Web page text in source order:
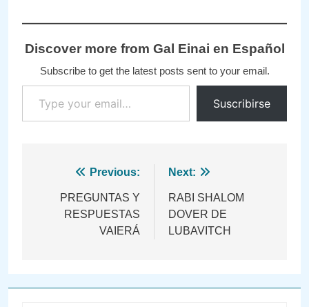
Discover more from Gal Einai en Español
Subscribe to get the latest posts sent to your email.
Type your email…
Suscribirse
Navegación
entradas
Previous:
PREGUNTAS Y
RESPUESTAS
VAIERÁ
Next:
RABI SHALOM
DOVER DE
LUBAVITCH